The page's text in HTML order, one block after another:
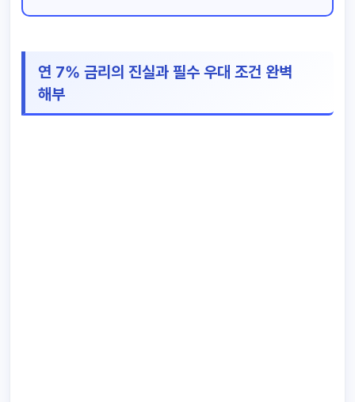
연 7% 금리의 진실과 필수 우대 조건 완벽
해부